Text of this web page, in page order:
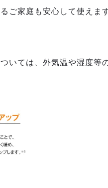
ご家庭も安心して使えます
いては、外気温や湿度等